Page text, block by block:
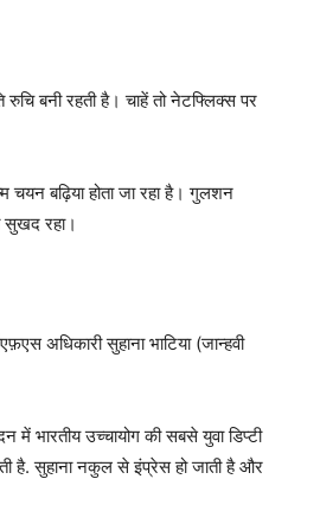
बनी रहती है। चाहें तो नेटफ्लिक्स पर
बढ़िया होता जा रहा है। गुलशन
सुखद रहा।
अधिकारी सुहाना भाटिया (जान्हवी
में भारतीय उच्चायोग की सबसे युवा डिप्टी
है. सुहाना नकुल से इंप्रेस हो जाती है और